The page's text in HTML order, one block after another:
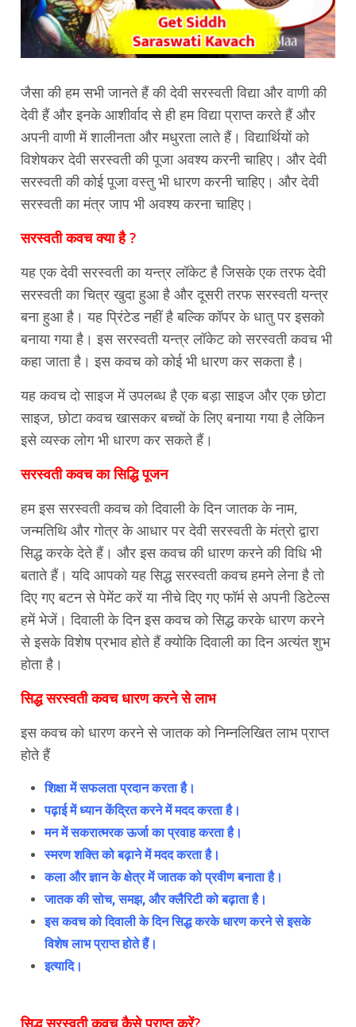
जैसा की हम सभी जानते हैं की देवी सरस्वती विद्या और वाणी की
देवी हैं और इनके आशीर्वाद से ही हम विद्या प्राप्त करते हैं और
अपनी वाणी में शालीनता और मधुरता लाते हैं। विद्यार्थियों को
विशेषकर देवी सरस्वती की पूजा अवश्य करनी चाहिए। और देवी
सरस्वती की कोई पूजा वस्तु भी धारण करनी चाहिए। और देवी
सरस्वती का मंत्र जाप भी अवश्य करना चाहिए।
सरस्वती कवच क्या है ?
यह एक देवी सरस्वती का यन्त्र लॉकेट है जिसके एक तरफ देवी
सरस्वती का चित्र खुदा हुआ है और दूसरी तरफ सरस्वती यन्त्र
बना हुआ है। यह प्रिंटेड नहीं है बल्कि कॉपर के धातु पर इसको
बनाया गया है। इस सरस्वती यन्त्र लॉकेट को सरस्वती कवच भी
कहा जाता है। इस कवच को कोई भी धारण कर सकता है।
यह कवच दो साइज में उपलब्ध है एक बड़ा साइज और एक छोटा
साइज, छोटा कवच खासकर बच्चों के लिए बनाया गया है लेकिन
इसे व्यस्क लोग भी धारण कर सकते हैं।
सरस्वती कवच का सिद्धि पूजन
हम इस सरस्वती कवच को दिवाली के दिन जातक के नाम,
जन्मतिथि और गोत्र के आधार पर देवी सरस्वती के मंत्रो द्वारा
सिद्ध करके देते हैं। और इस कवच की धारण करने की विधि भी
बताते हैं। यदि आपको यह सिद्ध सरस्वती कवच हमने लेना है तो
दिए गए बटन से पेमेंट करें या नीचे दिए गए फॉर्म से अपनी डिटेल्स
हमें भेजें। दिवाली के दिन इस कवच को सिद्ध करके धारण करने
से इसके विशेष प्रभाव होते हैं क्योकि दिवाली का दिन अत्यंत शुभ
होता है।
सिद्ध सरस्वती कवच धारण करने से लाभ
इस कवच को धारण करने से जातक को निम्नलिखित लाभ प्राप्त
होते हैं
शिक्षा में सफलता प्रदान करता है।
पढ़ाई में ध्यान केंद्रित करने में मदद करता है।
मन में सकरात्मरक ऊर्जा का प्रवाह करता है।
स्मरण शक्ति को बढ़ाने में मदद करता है।
कला और ज्ञान के क्षेत्र में जातक को प्रवीण बनाता है।
जातक की सोच, समझ, और क्लैरिटी को बढ़ाता है।
इस कवच को दिवाली के दिन सिद्ध करके धारण करने से इसके
विशेष लाभ प्राप्त होते हैं।
इत्यादि।
सिद्ध सरस्वती कवच कैसे प्राप्त करें?